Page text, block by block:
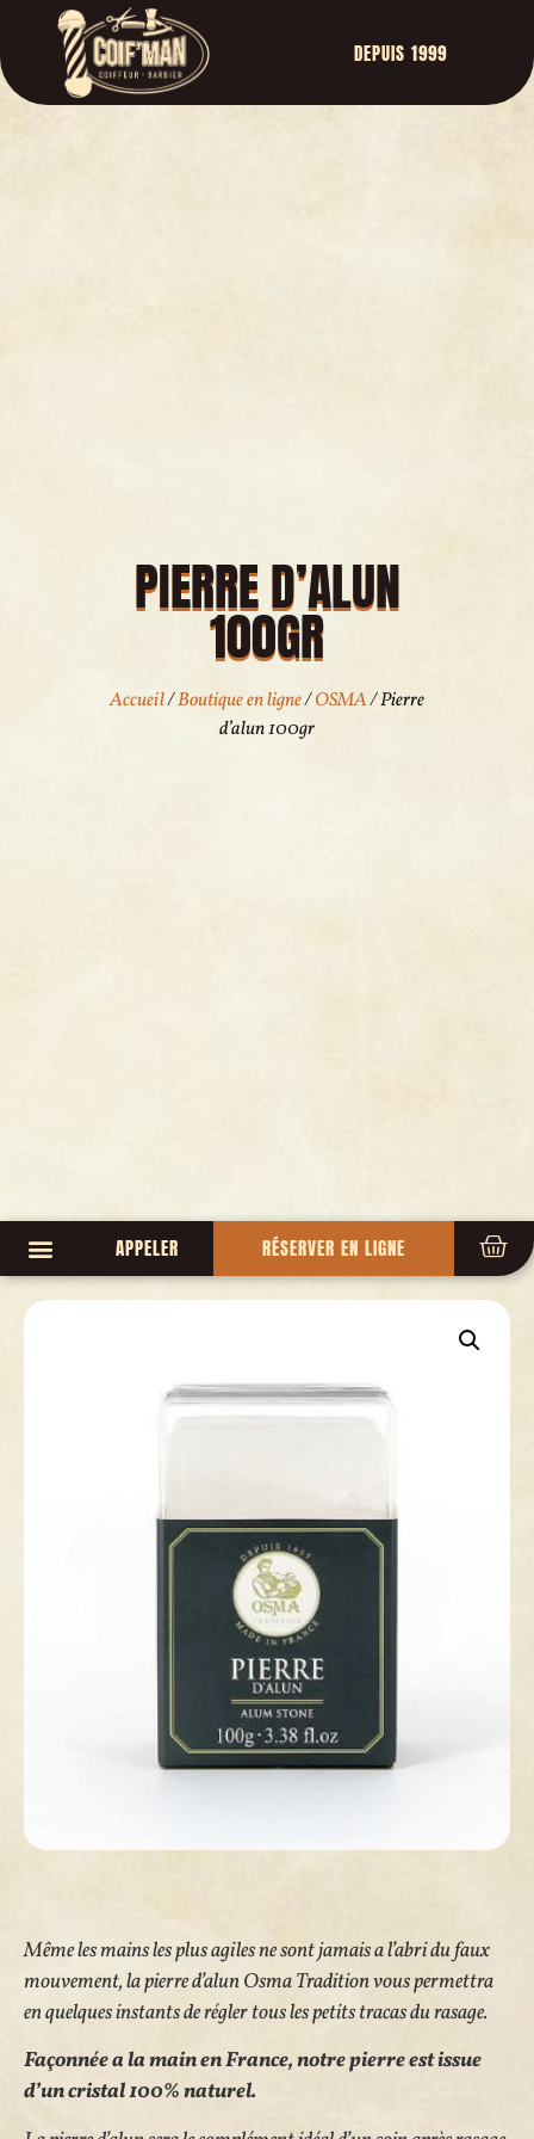
DEPUIS 1999
PIERRE D’ALUN
100GR
Accueil/Boutique en ligne/OSMA/ Pierre
d’alun 100gr
APPELER RÉSERVER EN LIGNE
Même les mains les plus agiles ne sont jamais a l’abri du faux
mouvement, la pierre d’alun Osma Tradition vous permettra
en quelques instants de régler tous les petits tracas du rasage.
Façonnée a la main en France, notre pierre est issue
d’un cristal 100% naturel.